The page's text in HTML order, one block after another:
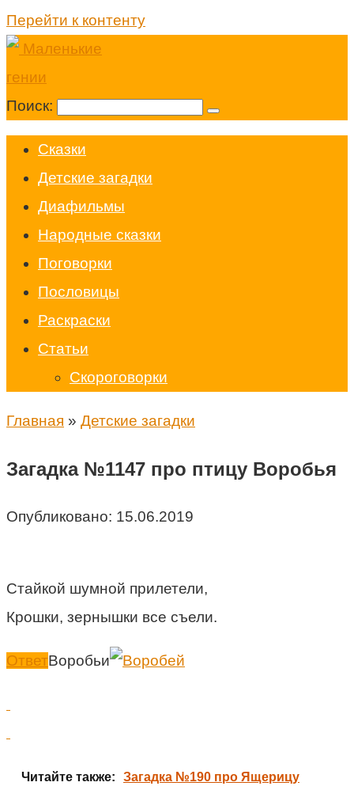
Перейти к контенту
Поиск:
Cказки
Детские загадки
Диафильмы
Народные сказки
Поговорки
Пословицы
Раскраски
Статьи
Скороговорки
Главная » Детские загадки
Загадка №1147 про птицу Воробья
Опубликовано: 15.06.2019
Стайкой шумной прилетели,
Крошки, зернышки все съели.
ОтветВоробьи
Читайте также: Загадка №190 про Ящерицу